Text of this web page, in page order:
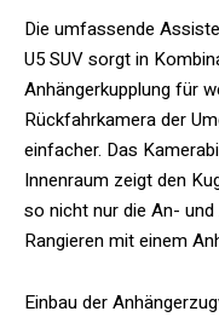
Die umfassende
U5 SUV sorgt in
Anhängerkupplung für
Rückfahrkamera der
einfacher. Das
Innenraum zeigt den
so nicht nur die An-
Rangieren mit einem
Einbau der